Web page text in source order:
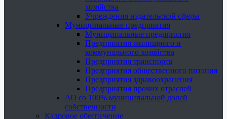
хозяйства
Учреждения издательской сферы
Муниципальные предприятия
Муниципальные предприятия
Предприятия жилищного и
коммунального хозяйства
Предприятия транспорта
Предприятия общественного питания
Предприятия здравоохранения
Предприятия прочих отраслей
АО со 100% муниципальной долей
собственности
Кадровое обеспечение